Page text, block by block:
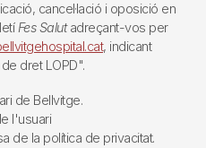
cancel·lació i oposició en
Fes Salutadreçant-vos per
, indicant
dret LOPD".
de Bellvitge.
l'usuari
de la política de privacitat.